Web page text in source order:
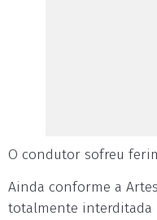
O condutor sofreu
Ainda conforme a
totalmente interditada